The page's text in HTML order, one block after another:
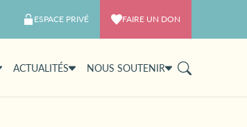
ESPACE PRIVÉ FAIRE UN DON
ACTUALITÉS NOUS SOUTENIR